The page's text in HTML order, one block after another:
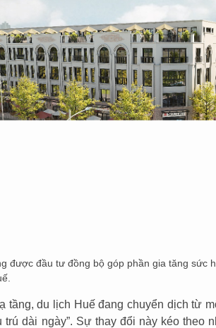
được đầu tư đồng bộ góp phần gia tăng sức
tầng, du lịch Huế đang chuyển dịch từ
trú dài ngày”. Sự thay đổi này kéo theo